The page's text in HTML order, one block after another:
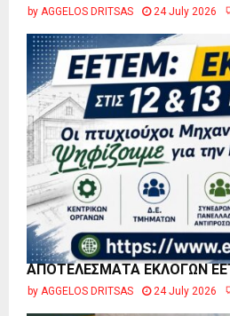
by AGGELOS DRITSAS 24 July 2026
ΑΠΟΤΕΛΕΣΜΑΤΑ ΕΚΛΟΓΩΝ
by AGGELOS DRITSAS 24 July 2026